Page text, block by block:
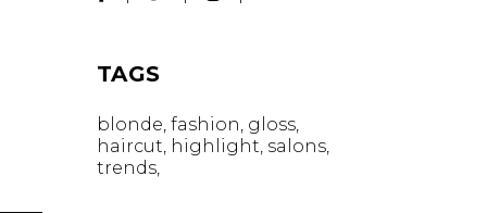
TAGS
blonde fashion gloss
haircut highlight salons
trends